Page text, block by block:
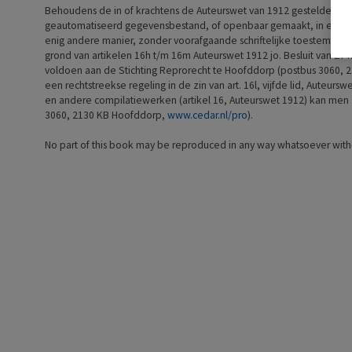
Behoudens de in of krachtens de Auteurswet van 1912 gestelde
geautomatiseerd gegevensbestand, of openbaar gemaakt, in
enig andere manier, zonder voorafgaande schriftelijke
grond van artikelen 16h t/m 16m Auteurswet 1912 jo. Besluit van
voldoen aan de Stichting Reprorecht te Hoofddorp (postbus 3060,
een rechtstreekse regeling in de zin van art. 16l, vijfde lid,
en andere compilatiewerken (artikel 16, Auteurswet 1912) kan
3060, 2130 KB Hoofddorp, www.cedar.nl/pro).
No part of this book may be reproduced in any way whatsoever